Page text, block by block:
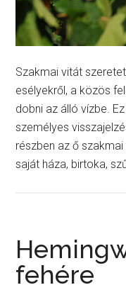
Szakmai vitát
esélyekről, a közös
dobni az álló vízbe.
személyes
részben az ő
saját háza, birtoka,
fehére